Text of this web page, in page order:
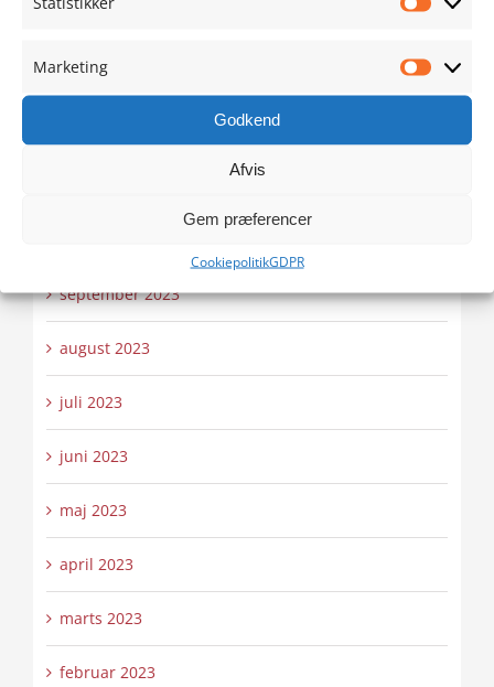
Marketing
Godkend
Afvis
Gem præferencer
CookiepolitikGDPR
januar 2024
september 2023
august 2023
juli 2023
juni 2023
maj 2023
april 2023
marts 2023
februar 2023